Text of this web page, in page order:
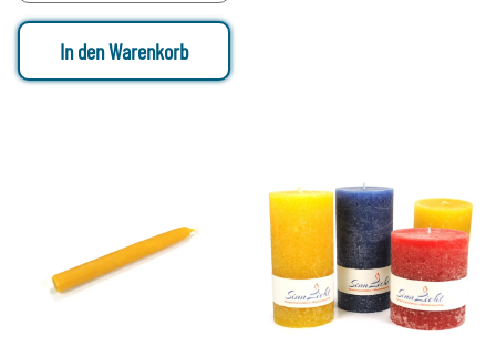
In den Warenkorb